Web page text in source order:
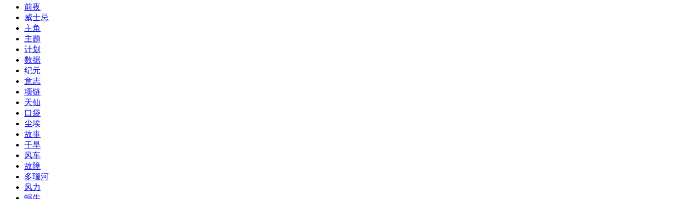
前夜
威士忌
主角
主题
计划
数据
纪元
意志
项链
天仙
口袋
尘埃
故事
干旱
风车
故障
多瑙河
风力